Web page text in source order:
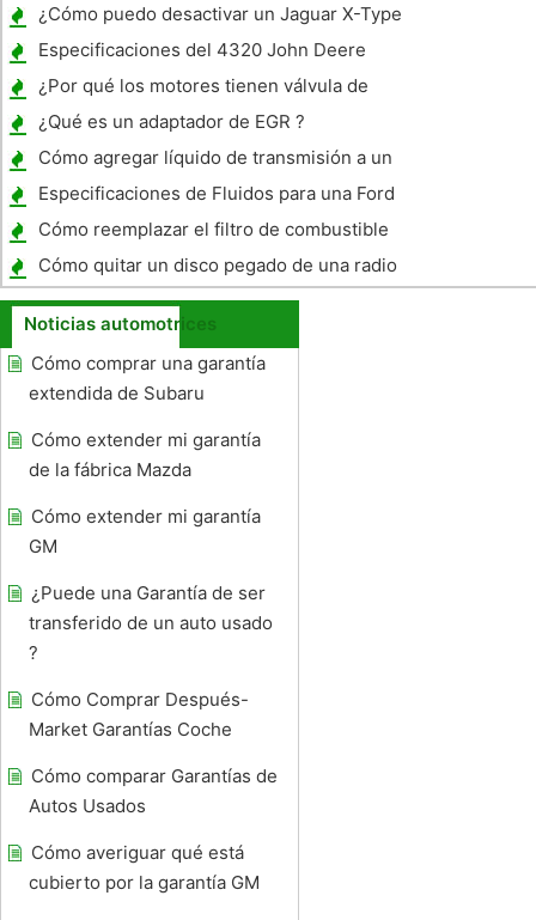
embrague
¿Cómo puedo desactivar un Jaguar X-Type
alarma silenciosa ?
Especificaciones del 4320 John Deere
Tractores
¿Por qué los motores tienen válvula de
ventilación Vuelve a la toma de aire?
¿Qué es un adaptador de EGR ?
Cómo agregar líquido de transmisión a un
Ford Probe 1996
Especificaciones de Fluidos para una Ford
Ranger 1995
Cómo reemplazar el filtro de combustible
en un Mustang V8 Engine 1991
Cómo quitar un disco pegado de una radio
Chevy
Noticias automotrices
Cómo comprar una garantía
extendida de Subaru
Cómo extender mi garantía
de la fábrica Mazda
Cómo extender mi garantía
GM
¿Puede una Garantía de ser
transferido de un auto usado
?
Cómo Comprar Después-
Market Garantías Coche
Cómo comparar Garantías de
Autos Usados ​​
Cómo averiguar qué está
cubierto por la garantía GM